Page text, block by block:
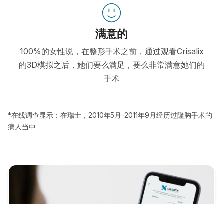
满意的
100%的女性说，在整形手术之前，通过观看Crisalix
的3D模拟之后，她们要么满足，要么非常满意她们的
手术
*在线调查显示：在瑞士，2010年5月-2011年9月经历过隆胸手术的
病人当中